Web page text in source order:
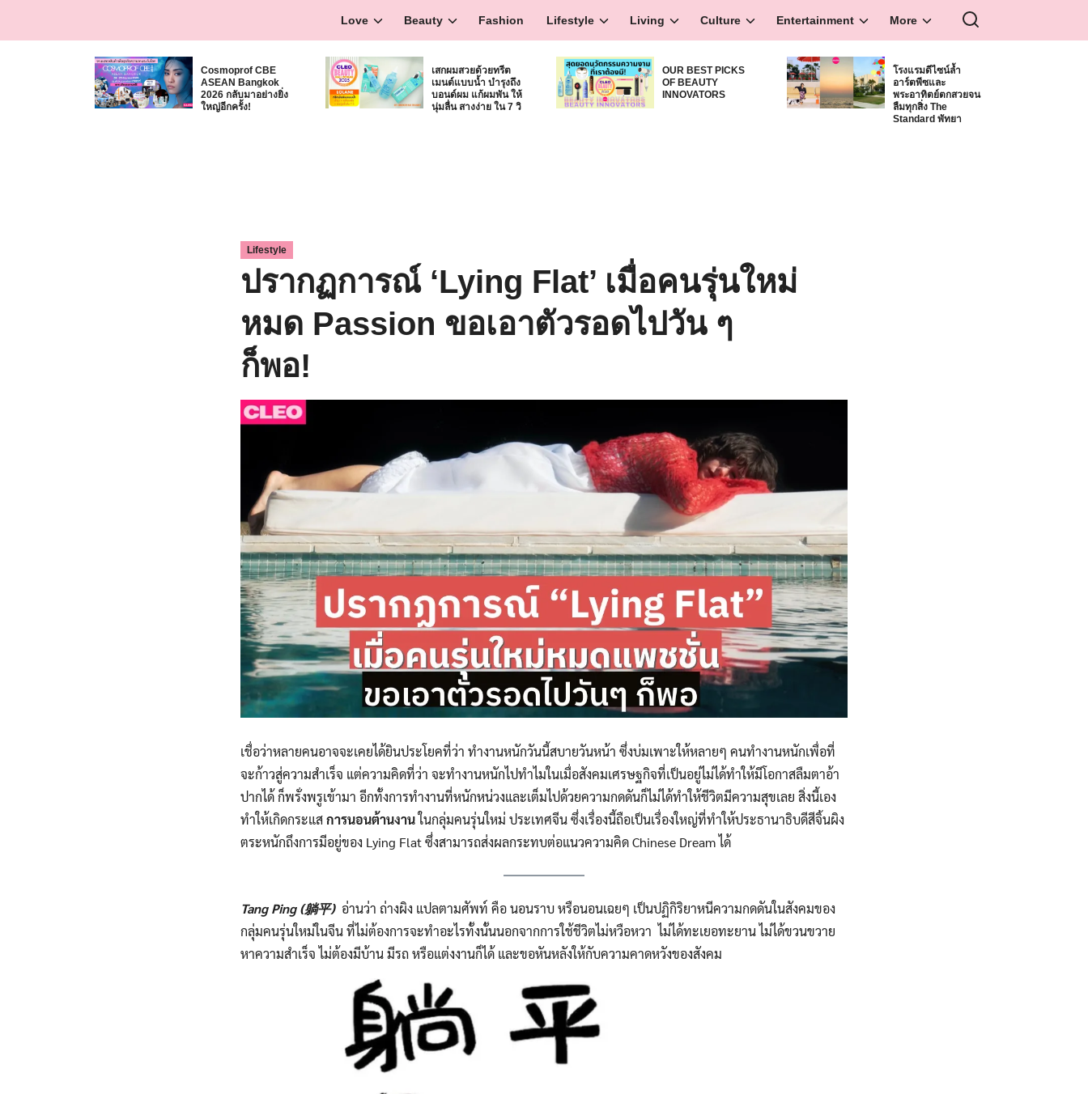
Love Beauty Fashion Lifestyle Living Culture Entertainment More
Cosmoprof CBE
ASEAN Bangkok
2026 กลับมาอย่างยิ่ง
ใหญ่อีกครั้ง!
เสกผมสวยด้วยทรีต
เมนต์แบบน้ำ บำรุงถึง
บอนด์ผม แก้ผมพัน ให้
นุ่มลื่น สางง่าย ใน 7 วิ
OUR BEST PICKS
OF BEAUTY
INNOVATORS
โรงแรมดีไซน์ล้ำ
อาร์ตพีซและ
พระอาทิตย์ตกสวยจน
ลืมทุกสิ่ง The
Standard พัทยา
Lifestyle
ปรากฏการณ์ ‘Lying Flat’ เมื่อคนรุ่นใหม่
หมด Passion ขอเอาตัวรอดไปวัน ๆ
ก็พอ!
เชื่อว่าหลายคนอาจจะเคยได้ยินประโยคที่ว่า ทำงานหนักวันนี้สบายวันหน้า ซึ่งบ่มเพาะให้หลายๆ คนทำงานหนักเพื่อที่
จะก้าวสู่ความสำเร็จ แต่ความคิดที่ว่า จะทำงานหนักไปทำไมในเมื่อสังคมเศรษฐกิจที่เป็นอยู่ไม่ได้ทำให้มีโอกาสลืมตาอ้า
ปากได้ ก็พรั่งพรูเข้ามา อีกทั้งการทำงานที่หนักหน่วงและเต็มไปด้วยความกดดันก็ไม่ได้ทำให้ชีวิตมีความสุขเลย สิ่งนี้เอง
ทำให้เกิดกระแสการนอนต้านงานในกลุ่มคนรุ่นใหม่ ประเทศจีน ซึ่งเรื่องนี้ถือเป็นเรื่องใหญ่ที่ทำให้ประธานาธิบดีสีจิ้นผิง
ตระหนักถึงการมีอยู่ของ Lying Flat ซึ่งสามารถส่งผลกระทบต่อแนวความคิด Chinese Dream ได้
Tang Ping (躺平) อ่านว่า ถ่างผิง แปลตามศัพท์ คือ นอนราบ หรือนอนเฉยๆ เป็นปฏิกิริยาหนีความกดดันในสังคมของ
กลุ่มคนรุ่นใหม่ในจีน ที่ไม่ต้องการจะทำอะไรทั้งนั้นนอกจากการใช้ชีวิตไม่หวือหวา ไม่ได้ทะเยอทะยาน ไม่ได้ขวนขวาย
หาความสำเร็จ ไม่ต้องมีบ้าน มีรถ หรือแต่งงานก็ได้ และขอหันหลังให้กับความคาดหวังของสังคม